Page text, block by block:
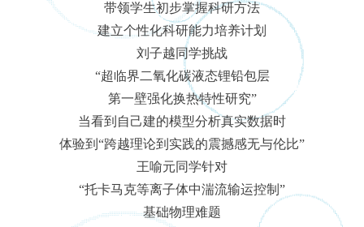
带领学生初步掌握科研方法
建立个性化科研能力培养计划
刘子越同学挑战
“超临界二氧化碳液态锂铅包层
第一壁强化换热特性研究”
当看到自己建的模型分析真实数据时
体验到“跨越理论到实践的震撼感无与伦比”
王喻元同学针对
“托卡马克等离子体中湍流输运控制”
基础物理难题